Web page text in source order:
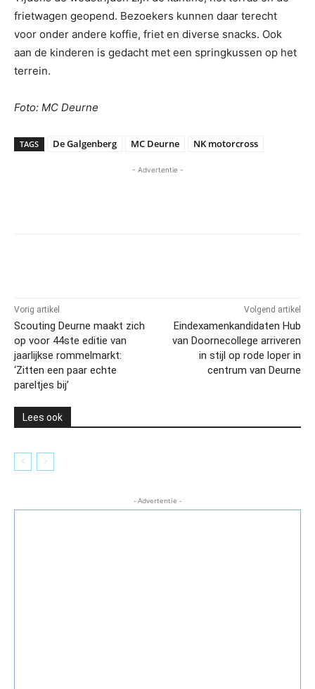
frietwagen geopend. Bezoekers kunnen daar terecht
voor onder andere koffie, friet en diverse snacks. Ook
aan de kinderen is gedacht met een springkussen op het
terrein.
Foto: MC Deurne
TAGS De Galgenberg MC Deurne NK motorcross
- Advertentie -
Vorig artikel
Scouting Deurne maakt zich
op voor 44ste editie van
jaarlijkse rommelmarkt:
‘Zitten een paar echte
pareltjes bij’
Volgend artikel
Eindexamenkandidaten Hub
van Doornecollege arriveren
in stijl op rode loper in
centrum van Deurne
Lees ook
- Advertentie -